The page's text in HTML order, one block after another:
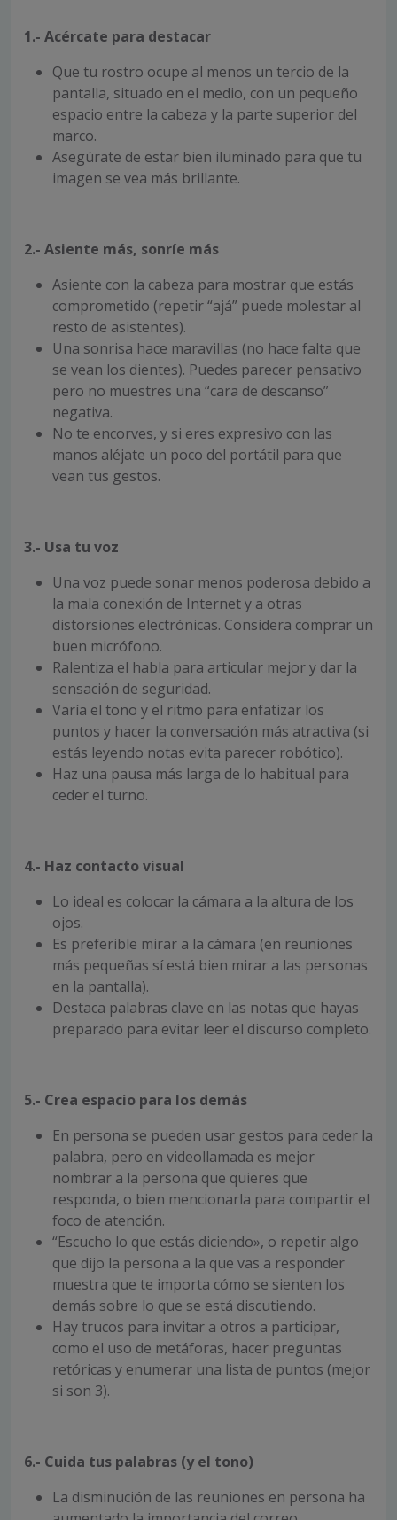
1.- Acércate para destacar
Que tu rostro ocupe al menos un tercio de la
pantalla, situado en el medio, con un pequeño
espacio entre la cabeza y la parte superior del
marco.
Asegúrate de estar bien iluminado para que tu
imagen se vea más brillante.
2.- Asiente más, sonríe más
Asiente con la cabeza para mostrar que estás
comprometido (repetir “ajá” puede molestar al
resto de asistentes).
Una sonrisa hace maravillas (no hace falta que
se vean los dientes). Puedes parecer pensativo
pero no muestres una “cara de descanso”
negativa.
No te encorves, y si eres expresivo con las
manos aléjate un poco del portátil para que
vean tus gestos.
3.- Usa tu voz
Una voz puede sonar menos poderosa debido a
la mala conexión de Internet y a otras
distorsiones electrónicas. Considera comprar un
buen micrófono.
Ralentiza el habla para articular mejor y dar la
sensación de seguridad.
Varía el tono y el ritmo para enfatizar los
puntos y hacer la conversación más atractiva (si
estás leyendo notas evita parecer robótico).
Haz una pausa más larga de lo habitual para
ceder el turno.
4.- Haz contacto visual
Lo ideal es colocar la cámara a la altura de los
ojos.
Es preferible mirar a la cámara (en reuniones
más pequeñas sí está bien mirar a las personas
en la pantalla).
Destaca palabras clave en las notas que hayas
preparado para evitar leer el discurso completo.
5.- Crea espacio para los demás
En persona se pueden usar gestos para ceder la
palabra, pero en videollamada es mejor
nombrar a la persona que quieres que
responda, o bien mencionarla para compartir el
foco de atención.
“Escucho lo que estás diciendo», o repetir algo
que dijo la persona a la que vas a responder
muestra que te importa cómo se sienten los
demás sobre lo que se está discutiendo.
Hay trucos para invitar a otros a participar,
como el uso de metáforas, hacer preguntas
retóricas y enumerar una lista de puntos (mejor
si son 3).
6.- Cuida tus palabras (y el tono)
La disminución de las reuniones en persona ha